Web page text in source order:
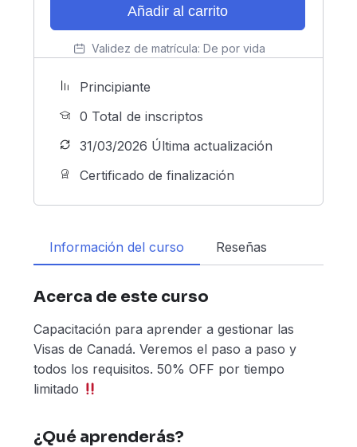
Añadir al carrito
Validez de matrícula: De por vida
Principiante
0 TotaI de inscriptos
31/03/2026 Última actualización
Certificado de finalización
Información del curso Reseñas
Acerca de este curso
Capacitación para aprender a gestionar las
Visas de Canadá. Veremos el paso a paso y
todos los requisitos. 50% OFF por tiempo
limitado
¿Qué aprenderás?